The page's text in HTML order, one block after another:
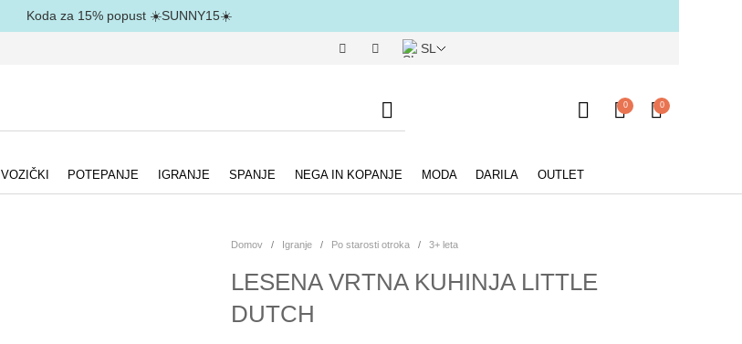
Koda za 15% popust ☀️SUNNY15☀️
SL
0 0
VOZIČKI POTEPANJE IGRANJE SPANJE NEGA IN KOPANJE MODA DARILA OUTLET
Domov / Igranje / Po starosti otroka / 3+ leta
LESENA VRTNA KUHINJA LITTLE
DUTCH